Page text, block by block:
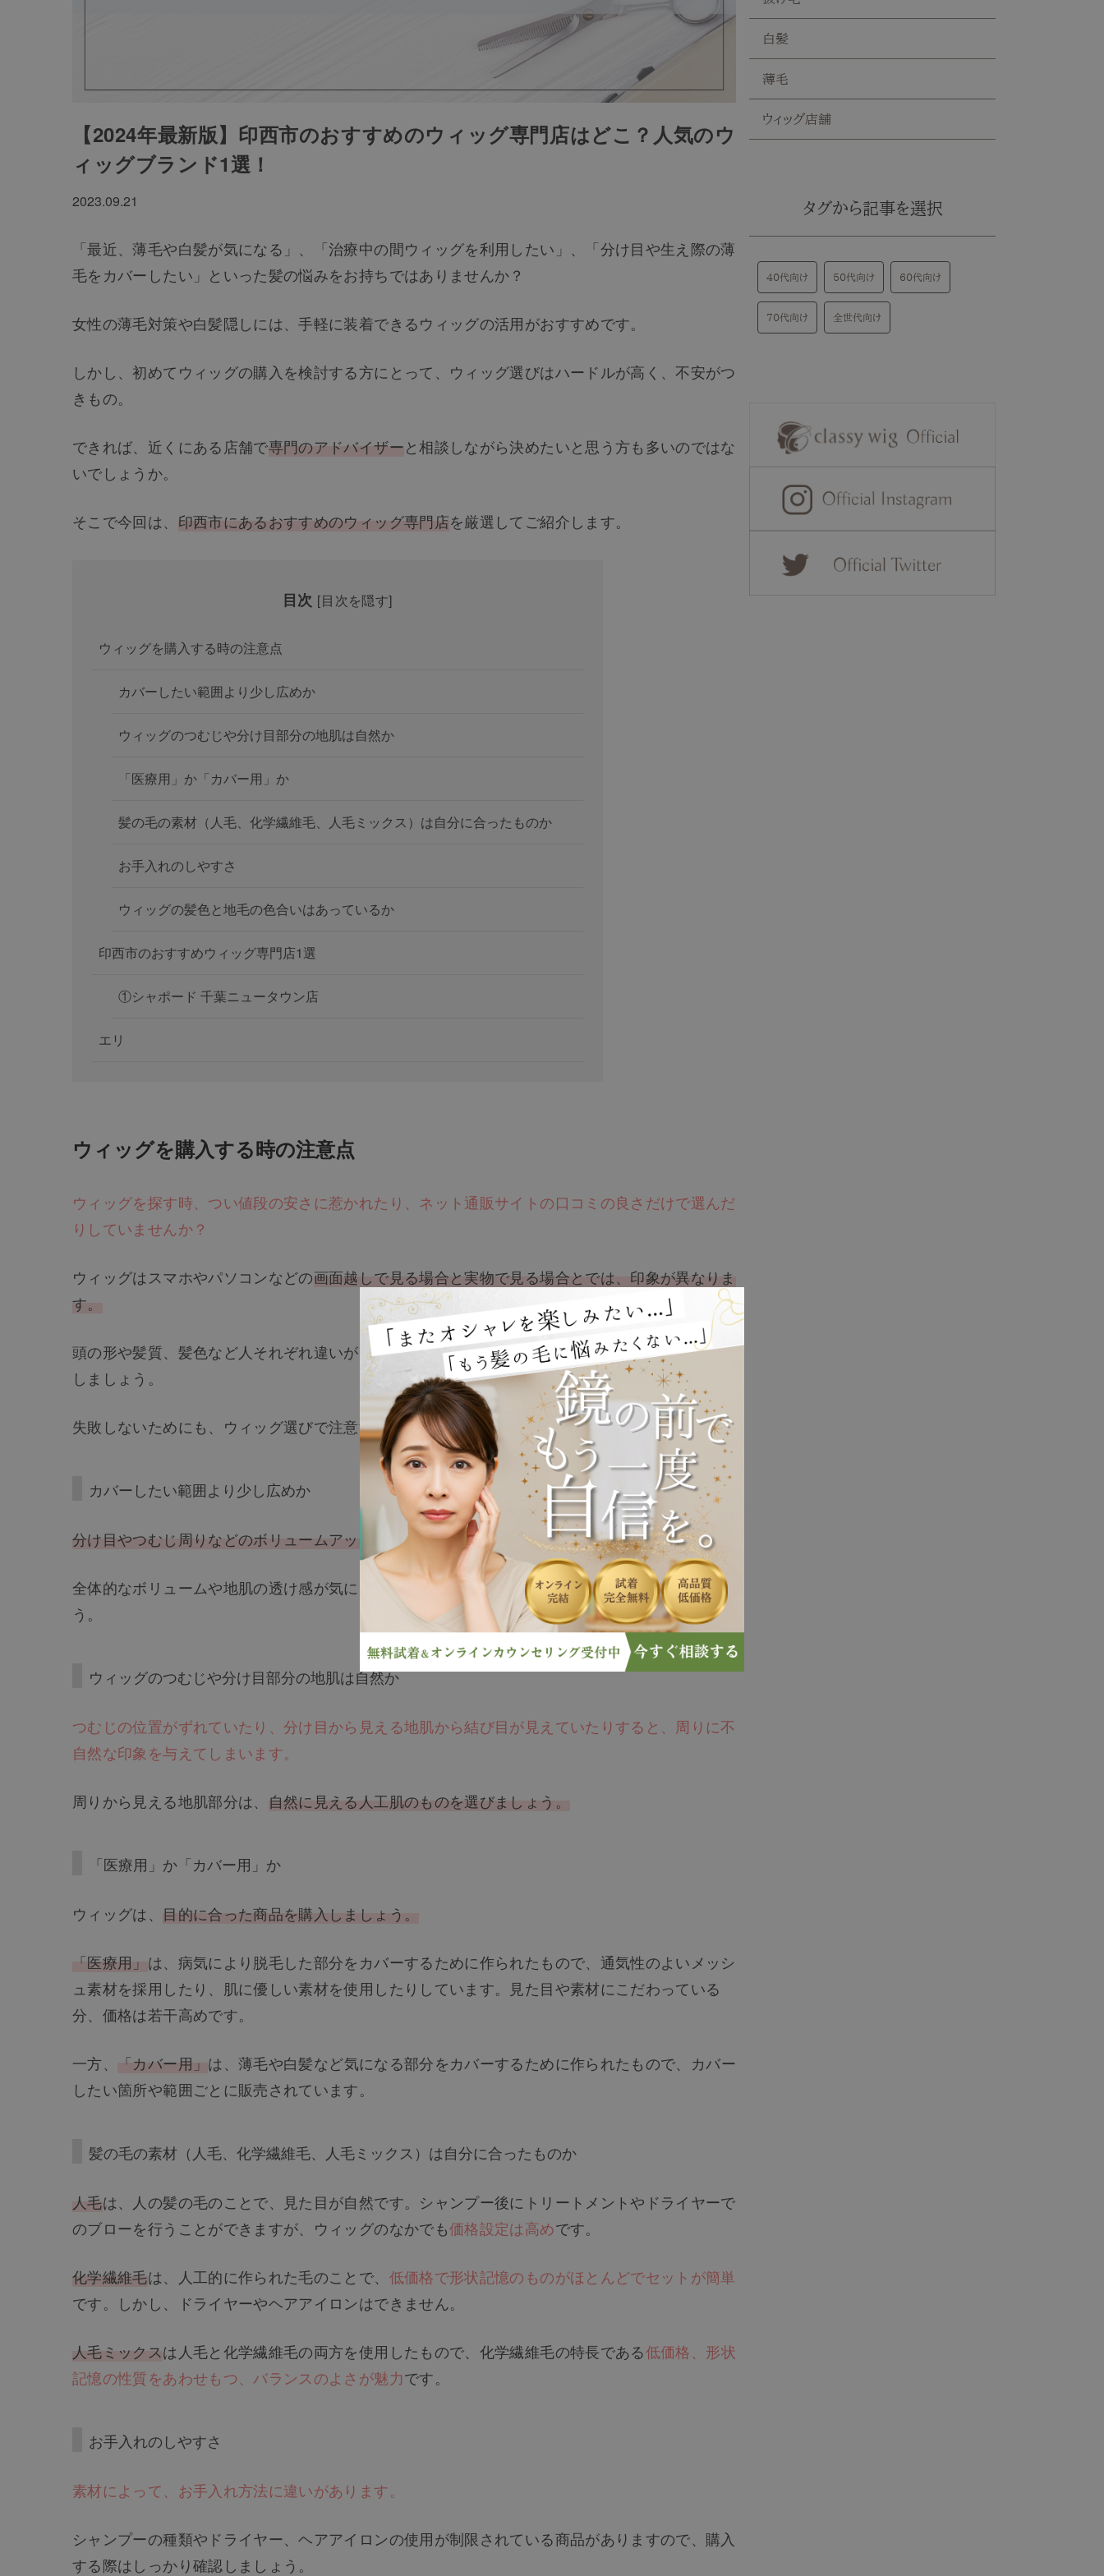
【2024年最新版】印西市のおすすめのウィッグ専門店はどこ？人気のウ
ィッグブランド1選！
2023.09.21
「最近、薄毛や白髪が気になる」、「治療中の間ウィッグを利用したい」、「分け目や生え際の薄
毛をカバーしたい」といった髪の悩みをお持ちではありませんか？
女性の薄毛対策や白髪隠しには、手軽に装着できるウィッグの活用がおすすめです。
しかし、初めてウィッグの購入を検討する方にとって、ウィッグ選びはハードルが高く、不安がつ
きもの。
できれば、近くにある店舗で専門のアドバイザーと相談しながら決めたいと思う方も多いのではな
いでしょうか。
そこで今回は、 印西市にあるおすすめのウィッグ専門店を厳選してご紹介します。
目次 [目次を隠す]
ウィッグを購入する時の注意点
カバーしたい範囲より少し広めか
ウィッグのつむじや分け目部分の地肌は自然か
「医療用」か「カバー用」か
髪の毛の素材（人毛、化学繊維毛、人毛ミックス）は自分に合ったものか
お手入れのしやすさ
ウィッグの髪色と地毛の色合いはあっているか
印西市のおすすめウィッグ専門店1選
①シャポード 千葉ニュータウン店
エリ
ウィッグを購入する時の注意点
ウィッグを探す時、つい値段の安さに惹かれたり、ネット通販サイトの口コミの良さだけで選んだ
りしていませんか？
ウィッグはスマホやパソコンなどの画面越しで見る場合と実物で見る場合とでは、印象が異なりま
す。
頭の形や髪質、髪色など人それぞれ違いがありますので、自分に合ったウィッグを購入するように
しましょう。
失敗しないためにも、ウィッグ選びで注意する6つポイントを以下でご紹介します。
カバーしたい範囲より少し広めか
分け目やつむじ周りなどのボリュームアップが目的であれば、小さいサイズがおすすめです。
全体的なボリュームや地肌の透け感が気になる場合は、広範囲をカバーできるものを選びましょ
う。
ウィッグのつむじや分け目部分の地肌は自然か
つむじの位置がずれていたり、分け目から見える地肌から結び目が見えていたりすると、周りに不
自然な印象を与えてしまいます。
周りから見える地肌部分は、 自然に見える人工肌のものを選びましょう。
「医療用」か「カバー用」か
ウィッグは、 目的に合った商品を購入しましょう。
「医療用」 は、病気により脱毛した部分をカバーするために作られたもので、通気性のよいメッシ
ュ素材を採用したり、肌に優しい素材を使用したりしています。見た目や素材にこだわっている
分、価格は若干高めです。
一方、 「カバー用」 は、薄毛や白髪など気になる部分をカバーするために作られたもので、カバー
したい箇所や範囲ごとに販売されています。
髪の毛の素材（人毛、化学繊維毛、人毛ミックス）は自分に合ったものか
人毛は、人の髪の毛のことで、見た目が自然です。シャンプー後にトリートメントやドライヤーで
のブローを行うことができますが、ウィッグのなかでも価格設定は高めです。
化学繊維毛は、人工的に作られた毛のことで、 低価格で形状記憶のものがほとんどでセットが簡単
です。しかし、ドライヤーやヘアアイロンはできません。
人毛ミックスは人毛と化学繊維毛の両方を使用したもので、化学繊維毛の特長である低価格、形状
記憶の性質をあわせもつ、バランスのよさが魅力です。
お手入れのしやすさ
素材によって、お手入れ方法に違いがあります。
シャンプーの種類やドライヤー、ヘアアイロンの使用が制限されている商品がありますので、購入
する際はしっかり確認しましょう。
白髪
薄毛
ウィッグ店舗
タグから記事を選択
40代向け 50代向け 60代向け
70代向け 全世代向け